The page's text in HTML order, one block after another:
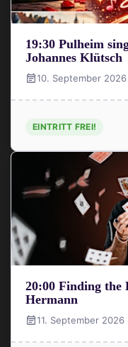
19:30 Pulheim
Johannes Klütsch
10. September 2026
EINTRITT FREI!
20:00 Finding
Hermann
11. September 2026